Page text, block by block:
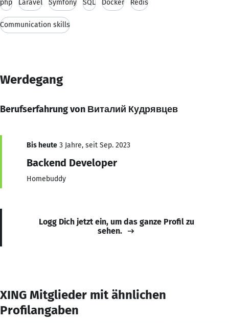
php Laravel Symfony SQL Docker Redis
Communication skills
Werdegang
Berufserfahrung von Виталий Кудрявцев
Bis heute 3 Jahre, seit Sep. 2023
Backend Developer
Homebuddy
Logg Dich jetzt ein, um das ganze Profil zu
sehen.
XING Mitglieder mit ähnlichen
Profilangaben